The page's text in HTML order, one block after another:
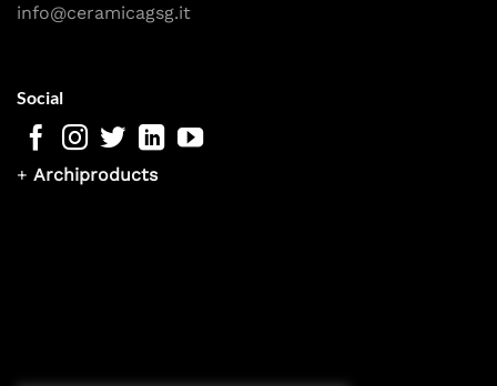
info@ceramicagsg.it
Social
+ Archiproducts